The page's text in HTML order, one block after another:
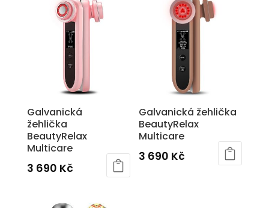
Galvanická
žehlička
BeautyRelax
Multicare
3 690 Kč
Galvanická žehlička
BeautyRelax
Multicare
3 690 Kč